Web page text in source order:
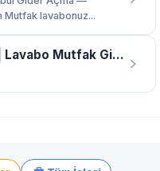
Mutfak lavabonuz...
Klozet Tıkanıklık Açma | Lavabo Mutfak Gideri Açma